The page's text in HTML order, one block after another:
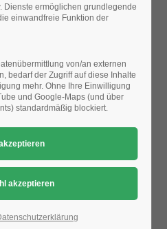
+1)
Einstellungen, indem Sie
Medien" zulassen.
Dienste ermöglichen grundlegende
einwandfreie Funktion der
von/an externen
bedarf der Zugriff auf diese Inhalte
mehr. Ohne Ihre Einwilligung
und Google-Maps (und über
standardmäßig blockiert.